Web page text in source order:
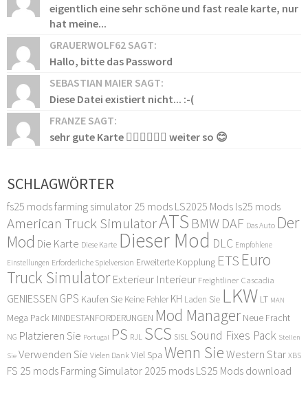
eigentlich eine sehr schöne und fast reale karte, nur
hat meine...
GRAUERWOLF62 SAGT:
Hallo, bitte das Password
SEBASTIAN MAIER SAGT:
Diese Datei existiert nicht... :-(
FRANZE SAGT:
sehr gute Karte 👍🏻👍🏻👍🏻 weiter so 😊
SCHLAGWÖRTER
fs25 modsfarming simulator 25 mods LS2025 Mods ls25 mods
American Truck SimulatorATS BMW DAF Das Auto Der
Mod Die Karte Diese Karte Dieser Mod DLC Empfohlene
Einstellungen Erforderliche Spielversion Erweiterte Kopplung ETS Euro
Truck Simulator Exterieur Interieur Freightliner Cascadia
GENIESSEN GPS Kaufen Sie Keine Fehler KH Laden Sie LKW LT MAN
Mega Pack MINDESTANFORDERUNGEN Mod Manager Neue Fracht
NG Platzieren Sie Portugal PS RJL SCS SISLSound Fixes Pack Stellen
Sie Verwenden Sie Vielen Dank Viel Spa Wenn Sie Western Star XBS
FS 25 mods Farming Simulator 2025 mods LS25 Mods download